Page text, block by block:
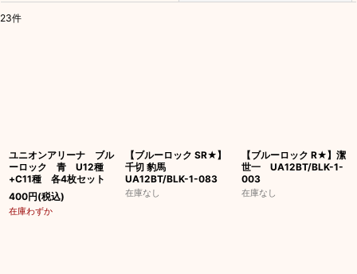
23件
ユニオンアリーナ ブル
ーロック 青 U12種
+C11種 各4枚セット
400円(税込)
在庫わずか
【ブルーロック SR★】
千切 豹馬
UA12BT/BLK-1-083
在庫なし
【ブルーロック R★】潔
世一 UA12BT/BLK-1-
003
在庫なし